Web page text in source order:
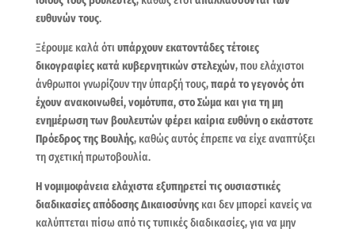
ευθυνών τους.
Ξέρουμε καλά ότι υπάρχουν εκατοντάδες τέτοιες
δικογραφίες κατά κυβερνητικών στελεχών, που ελάχιστοι
άνθρωποι γνωρίζουν την ύπαρξή τους,παρά το γεγονός ότι
έχουνανακοινωθεί, νομότυπα, στο Σώμα και για τη μη
ενημέρωση των βουλευτών φέρει καίρια ευθύνη ο εκάστοτε
Πρόεδρος της Βουλής, καθώς αυτός έπρεπε να είχε αναπτύξει
τη σχετική πρωτοβουλία.
Η νομιμοφάνεια ελάχιστα εξυπηρετεί τιςουσιαστικές
διαδικασίες απόδοσης Δικαιοσύνηςκαι δεν μπορεί κανείς να
καλύπτεται πίσω από τις τυπικές διαδικασίες, για να μην